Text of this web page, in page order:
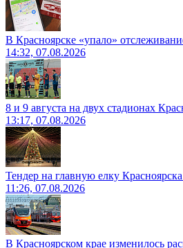
В Красноярске «упало»
14:32, 07.08.2026
8 и 9 августа на двух стадионах
13:17, 07.08.2026
Тендер на главную елку
11:26, 07.08.2026
В Красноярском крае изменилось